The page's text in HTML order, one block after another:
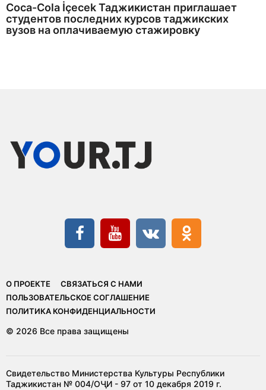
Coca-Cola İçecek Таджикистан приглашает
студентов последних курсов таджикских
вузов на оплачиваемую стажировку
О ПРОЕКТЕ
СВЯЗАТЬСЯ С НАМИ
ПОЛЬЗОВАТЕЛЬСКОЕ СОГЛАШЕНИЕ
ПОЛИТИКА КОНФИДЕНЦИАЛЬНОСТИ
© 2026 Все права защищены
Свидетельство Министерства Культуры Республики
Таджикистан № 004/ОҶИ - 97 от 10 декабря 2019 г.